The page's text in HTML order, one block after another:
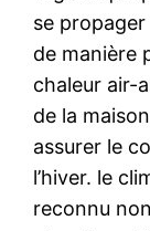
se propager
de manière
chaleur air-
de la
assurer le
l’hiver. le
reconnu